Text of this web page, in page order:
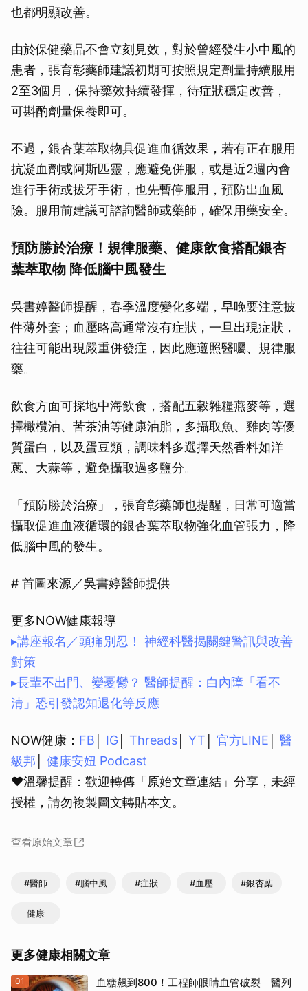
也都明顯改善。
由於保健藥品不會立刻見效，對於曾經發生小中風的
患者，張育彰藥師建議初期可按照規定劑量持續服用
2至3個月，保持藥效持續發揮，待症狀穩定改善，
可斟酌劑量保養即可。
不過，銀杏葉萃取物具促進血循效果，若有正在服用
抗凝血劑或阿斯匹靈，應避免併服，或是近2週內會
進行手術或拔牙手術，也先暫停服用，預防出血風
險。服用前建議可諮詢醫師或藥師，確保用藥安全。
預防勝於治療！規律服藥、健康飲食搭配銀杏
葉萃取物 降低腦中風發生
吳書婷醫師提醒，春季溫度變化多端，早晚要注意披
件薄外套；血壓略高通常沒有症狀，一旦出現症狀，
往往可能出現嚴重併發症，因此應遵照醫囑、規律服
藥。
飲食方面可採地中海飲食，搭配五穀雜糧燕麥等，選
擇橄欖油、苦茶油等健康油脂，多攝取魚、雞肉等優
質蛋白，以及蛋豆類，調味料多選擇天然香料如洋
蔥、大蒜等，避免攝取過多鹽分。
「預防勝於治療」，張育彰藥師也提醒，日常可適當
攝取促進血液循環的銀杏葉萃取物強化血管張力，降
低腦中風的發生。
# 首圖來源／吳書婷醫師提供
更多NOW健康報導
▸講座報名／頭痛別忍！ 神經科醫揭關鍵警訊與改善
對策
▸長輩不出門、變憂鬱？ 醫師提醒：白內障「看不
清」恐引發認知退化等反應
NOW健康： FB IG Threads YT 官方LINE
醫
級邦
健康安妞 Podcast
❤溫馨提醒：歡迎轉傳「原始文章連結」分享，未經
授權，請勿複製圖文轉貼本文。
查看原始文章
#醫師 #腦中風 #症狀 #血壓 #銀杏葉
健康
更多健康相關文章
01 血糖飆到800！工程師眼睛血管破裂 醫列